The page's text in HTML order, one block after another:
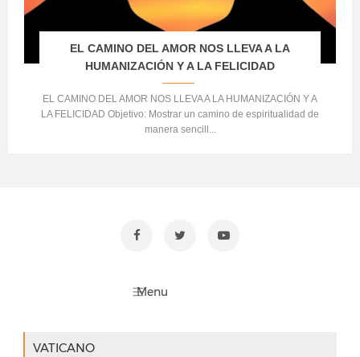
EL CAMINO DEL AMOR NOS LLEVA A LA
HUMANIZACIÓN Y A LA FELICIDAD
EL CAMINO DEL AMOR NOS LLEVA A LA HUMANIZACIÓN Y A
LA FELICIDAD Objetivo: Mostrar un camino de espiritualidad de
manera sencill...
VATICANO